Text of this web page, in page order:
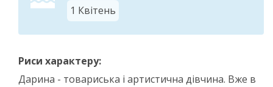
1 Квітень
Риси характеру:
Дарина - товариська і артистична дівчина. Вже в